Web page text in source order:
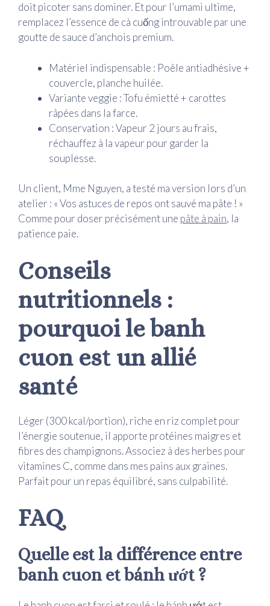
doit picoter sans dominer. Et pour l’umami ultime,
remplacez l’essence de cà cuống introuvable par une
goutte de sauce d’anchois premium.
Matériel indispensable : Poêle antiadhésive +
couvercle, planche huilée.
Variante veggie : Tofu émietté + carottes
râpées dans la farce.
Conservation : Vapeur 2 jours au frais,
réchauffez à la vapeur pour garder la
souplesse.
Un client, Mme Nguyen, a testé ma version lors d’un
atelier : « Vos astuces de repos ont sauvé ma pâte ! »
Comme pour doser précisément une pâte à pain, la
patience paie.
Conseils
nutritionnels :
pourquoi le banh
cuon est un allié
santé
Léger (300 kcal/portion), riche en riz complet pour
l’énergie soutenue, il apporte protéines maigres et
fibres des champignons. Associez à des herbes pour
vitamines C, comme dans mes pains aux graines.
Parfait pour un repas équilibré, sans culpabilité.
FAQ
Quelle est la différence entre
banh cuon et bánh ướt ?